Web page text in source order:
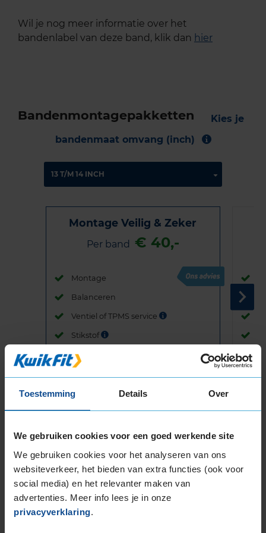
Toestemming Details Over
We gebruiken cookies voor een goed werkende site
We gebruiken cookies voor het analyseren van ons
websiteverkeer, het bieden van extra functies (ook voor
social media) en het relevanter maken van
advertenties. Meer info lees je in onze
privacyverklaring.
Wil je nog meer informatie over het
bandenlabel van deze band, klik dan hier
Bandenmontagepakketten
Kies je
bandenmaat omvang (inch)
Montage Veilig & Zeker
Per band € 40,-
Montage
Balanceren
Ventiel of TPMS service
Stikstof
Bandengarantieplan
Item
of
3
Beschikbare bandenmaten